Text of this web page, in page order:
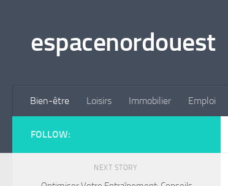
espacenordouest
Bien-être Loisirs Immobilier Emploi
FOLLOW:
NEXT STORY